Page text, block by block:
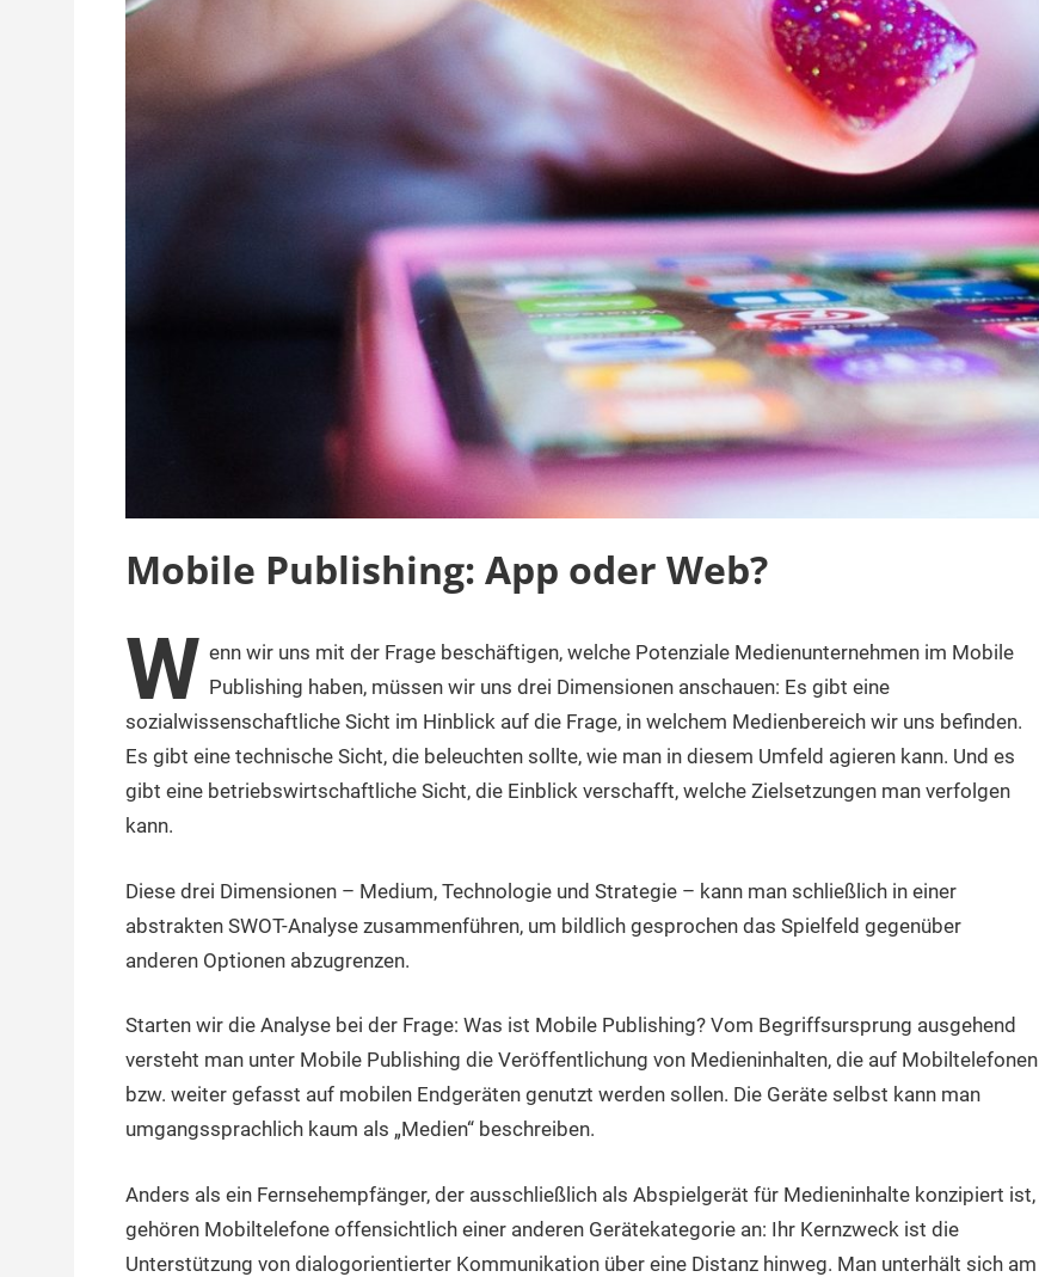
Mobile Publishing: App oder Web?
16.
August
2019
terminal-
Sapere
aude
W enn wir uns mit der Frage beschäftigen, welche Potenziale Medienunternehmen im Mobile
Publishing haben, müssen wir uns drei Dimensionen anschauen: Es gibt eine
sozialwissenschaftliche Sicht im Hinblick auf die Frage, in welchem Medienbereich wir uns befinden.
Es gibt eine technische Sicht, die beleuchten sollte, wie man in diesem Umfeld agieren kann. Und es
gibt eine betriebswirtschaftliche Sicht, die Einblick verschafft, welche Zielsetzungen man verfolgen
kann.
Diese drei Dimensionen – Medium, Technologie und Strategie – kann man schließlich in einer
abstrakten SWOT-Analyse zusammenführen, um bildlich gesprochen das Spielfeld gegenüber
anderen Optionen abzugrenzen.
Starten wir die Analyse bei der Frage: Was ist Mobile Publishing? Vom Begriffsursprung ausgehend
versteht man unter Mobile Publishing die Veröffentlichung von Medieninhalten, die auf Mobiltelefonen
bzw. weiter gefasst auf mobilen Endgeräten genutzt werden sollen. Die Geräte selbst kann man
umgangssprachlich kaum als „Medien“ beschreiben.
Anders als ein Fernsehempfänger, der ausschließlich als Abspielgerät für Medieninhalte konzipiert ist,
gehören Mobiltelefone offensichtlich einer anderen Gerätekategorie an: Ihr Kernzweck ist die
Unterstützung von dialogorientierter Kommunikation über eine Distanz hinweg. Man unterhält sich am